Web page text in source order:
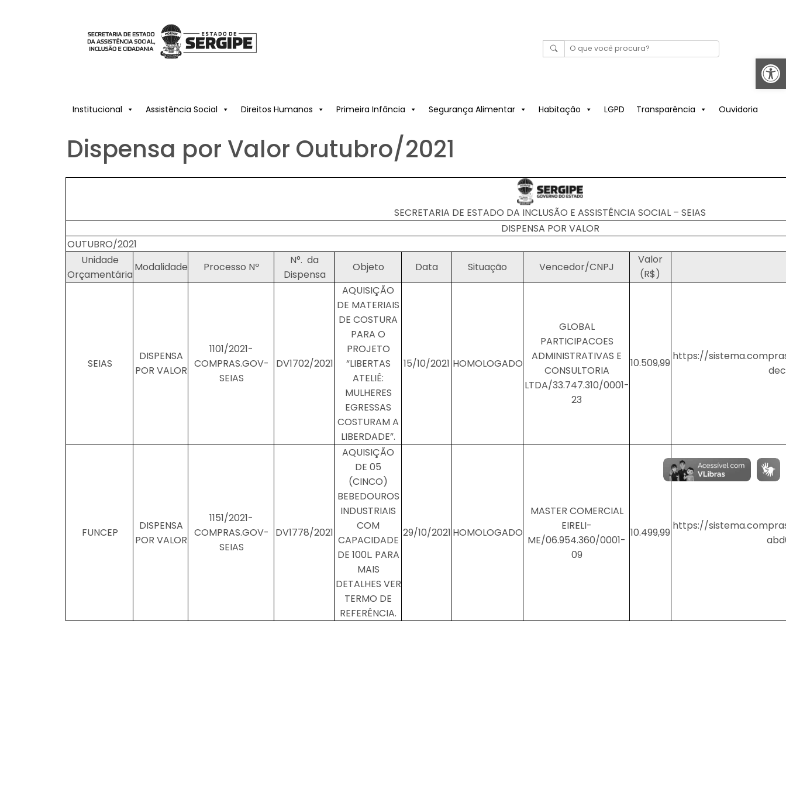
Abrir
Institucional Assistência Social Direitos Humanos Primeira Infância Segurança Alimentar Habitação LGPD Transparência Ouvidoria
Dispensa por Valor Outubro/2021
SECRETARIA DE ESTADO DA INCLUSÃO E ASSISTÊNCIA SOCIAL – SEIAS
DISPENSA POR VALOR
OUTUBRO/2021
Unidade
Orçamentária
Modalidade Processo Nº
N°. da
Dispensa
Objeto Data Situação Vencedor/CNPJ
Valor
(R$)
SEIAS
DISPENSA
POR VALOR
1101/2021-
COMPRAS.GOV-
SEIAS
DV1702/2021
AQUISIÇÃO
DE MATERIAIS
DE COSTURA
PARA O
PROJETO
“LIBERTAS
ATELIÊ:
MULHERES
EGRESSAS
COSTURAM A
LIBERDADE”.
15/10/2021 HOMOLOGADO
GLOBAL
PARTICIPACOES
ADMINISTRATIVAS E
CONSULTORIA
LTDA/33.747.310/0001-
23
10.509,99
https://
FUNCEP
DISPENSA
POR VALOR
1151/2021-
COMPRAS.GOV-
SEIAS
DV1778/2021
AQUISIÇÃO
DE 05
(CINCO)
BEBEDOUROS
INDUSTRIAIS
COM
CAPACIDADE
DE 100L. PARA
MAIS
DETALHES VER
TERMO DE
REFERÊNCIA.
29/10/2021 HOMOLOGADO
MASTER COMERCIAL
EIRELI-
ME/06.954.360/0001-
09
10.499,99
https://